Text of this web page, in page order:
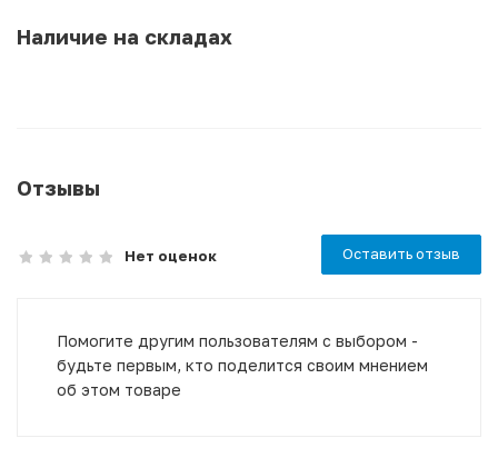
Наличие на складах
Отзывы
Нет оценок Оставить отзыв
Помогите другим пользователям с выбором -
будьте первым, кто поделится своим мнением
об этом товаре